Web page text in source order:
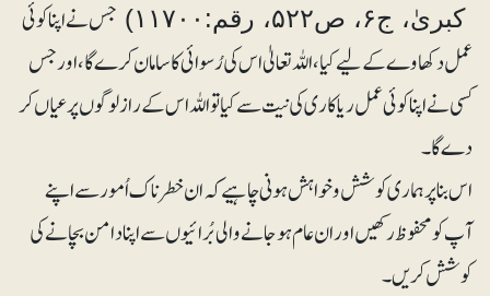
کبریٰ، ج۶، ص۵۲۲، رقم:۱۱۷۰۰)
جس نے اپنا کوئی
عمل دکھاوے کے لیے کیا، اللہ تعالیٰ اس کی رُسوائی کا سامان کرے گا، اور جس
کسی نے اپنا کوئی عمل ریاکاری کی نیت سے کیا تو اللہ اس کے راز لوگوں پر عیاں کر
دے گا۔
اس بنا پر ہماری کوشش و خواہش ہونی چاہیے کہ ان خطرناک اُمور سے اپنے
آپ کو محفوظ رکھیں اور ان عام ہوجانے والی بُرائیوں سے اپنا دامن بچانے کی
کوشش کریں۔